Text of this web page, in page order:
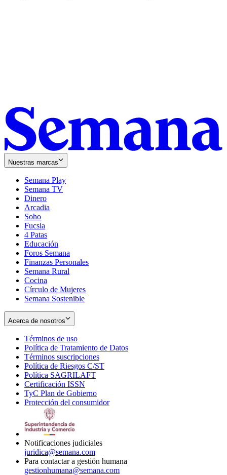
Nuestras marcas
Semana Play
Semana TV
Dinero
Arcadia
Soho
in
new
window
Fucsia
in
new
window
4 Patas
Educación
Foros Semana
Finanzas Personales
Semana Rural
Cocina
Círculo de Mujeres
Semana Sostenible
Acerca de nosotros
Términos de uso
in
new
window
Política de Tratamiento de Datos
Términos suscripciones
in
Política de Riesgos C/ST
Política SAGRILAFT
new
window
Certificación ISSN
in
new
TyC Plan de Gobierno
in
Protección del consumidorOpens
Notificaciones judiciales
juridica@semana.com
Para contactar a gestión humana
gestionhumana@semana.com